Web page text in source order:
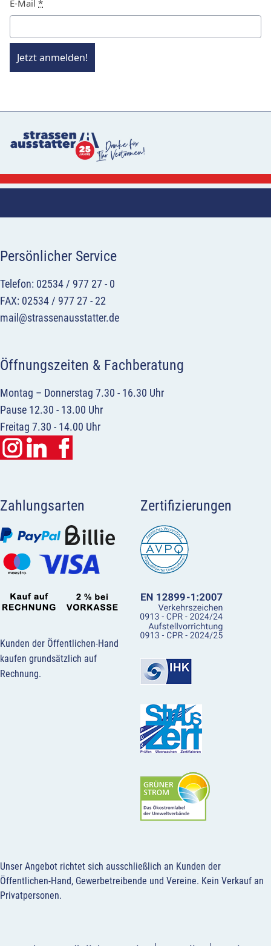
E-Mail *
Jetzt anmelden!
Persönlicher Service
Telefon: 02534 / 977 27 - 0
FAX: 02534 / 977 27 - 22
mail@strassenausstatter.de
Öffnungszeiten & Fachberatung
Montag – Donnerstag 7.30 - 16.30 Uhr
Pause 12.30 - 13.00 Uhr
Freitag 7.30 - 14.00 Uhr
Zahlungsarten
Kunden der Öffentlichen-Hand
kaufen grundsätzlich auf
Rechnung.
Zertifizierungen
Unser Angebot richtet sich ausschließlich an Kunden der
Öffentlichen-Hand, Gewerbetreibende und Vereine. Kein Verkauf an
Privatpersonen.